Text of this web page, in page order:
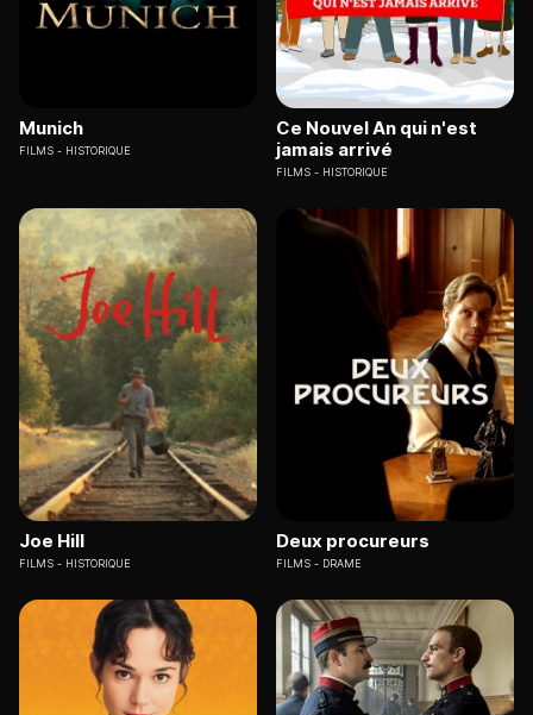
Munich
FILMS HISTORIQUE
Ce Nouvel An qui n'est
jamais arrivé
FILMS HISTORIQUE
Joe Hill
FILMS HISTORIQUE
Deux procureurs
FILMS DRAME